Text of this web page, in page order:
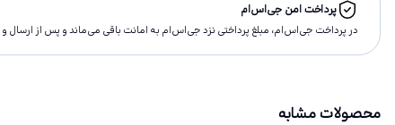
پرداخت امن جی‌اس‌ام
در پرداخت جی‌اس‌ام، مبلغ پرداختى نزد جی‌اس‌ام به امانت باقى مى‌ماند و پس از ارسال
محصولات مشابه